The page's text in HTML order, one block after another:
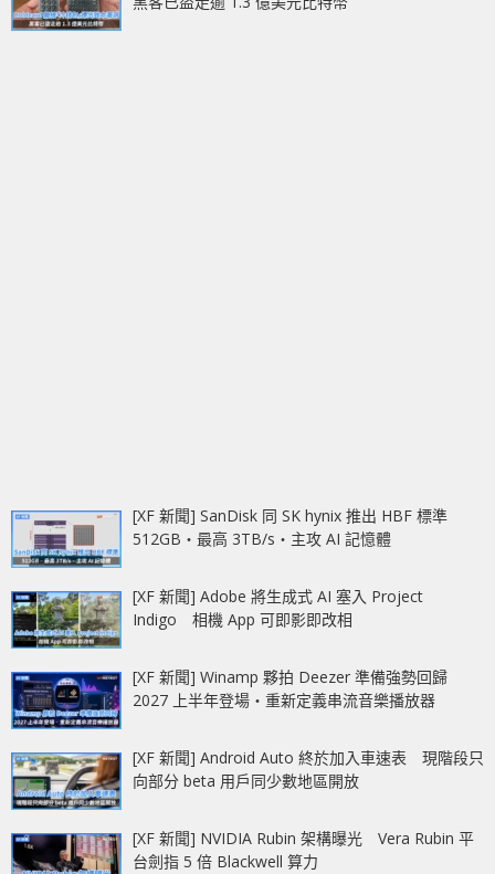
[XF 新聞] SanDisk 同 SK hynix 推出 HBF 標準
512GB‧最高 3TB/s‧主攻 AI 記憶體
[XF 新聞] Adobe 將生成式 AI 塞入 Project
Indigo 相機 App 可即影即改相
[XF 新聞] Winamp 夥拍 Deezer 準備強勢回歸
2027 上半年登場‧重新定義串流音樂播放器
[XF 新聞] Android Auto 終於加入車速表 現階段只
向部分 beta 用戶同少數地區開放
[XF 新聞] NVIDIA Rubin 架構曝光 Vera Rubin 平
台劍指 5 倍 Blackwell 算力